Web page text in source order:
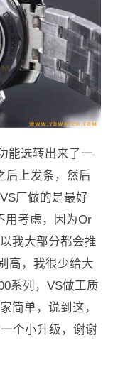
能选转出来了一
后上发条，然后
厂做的是最好
用考虑，因为Or
我大部分都会推
高，我很少给大
系列，VS做工质
简单，说到这，
个小升级，谢谢